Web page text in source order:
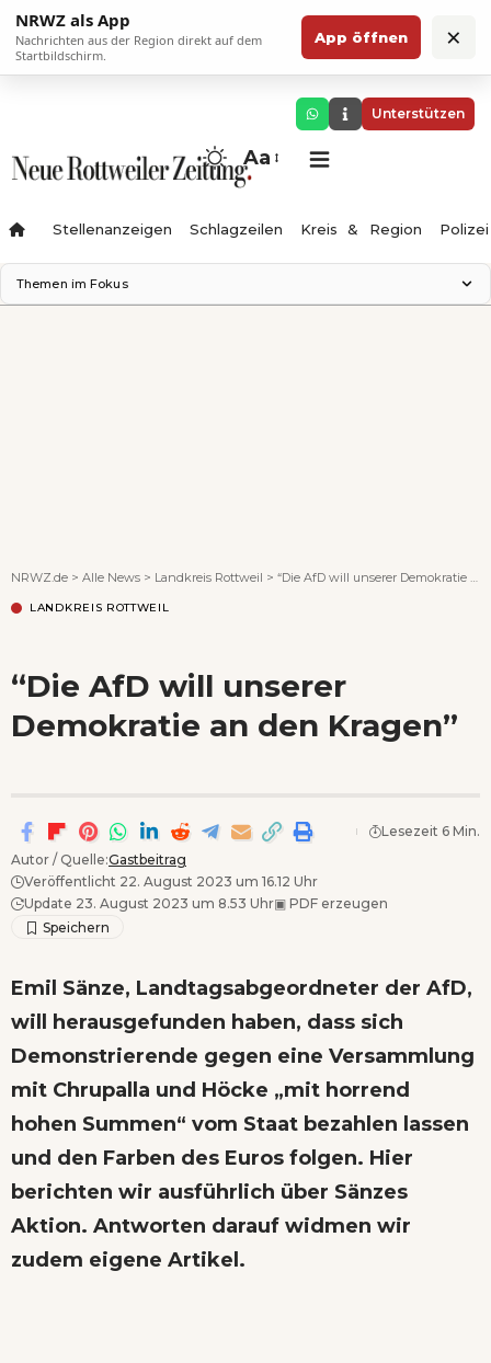
NRWZ als App
Nachrichten aus der Region direkt auf dem
Startbildschirm.
App öffnen ×
Unterstützen
Aa
Stellenanzeigen Schlagzeilen Kreis & Region Polizei
Themen im Fokus
NRWZ.de > Alle News > Landkreis Rottweil > “Die AfD will unserer Demokratie an den Kragen”
LANDKREIS ROTTWEIL
“Die AfD will unserer
Demokratie an den Kragen”
Autor / Quelle:Gastbeitrag
Veröffentlicht 22. August 2023 um 16.12 Uhr
Update 23. August 2023 um 8.53 Uhr▣ PDF erzeugen
Lesezeit 6 Min.
Emil Sänze, Landtagsabgeordneter der AfD,
will herausgefunden haben, dass sich
Demonstrierende gegen eine Versammlung
mit Chrupalla und Höcke „mit horrend
hohen Summen“ vom Staat bezahlen lassen
und den Farben des Euros folgen. Hier
berichten wir ausführlich über Sänzes
Aktion. Antworten darauf widmen wir
zudem eigene Artikel.